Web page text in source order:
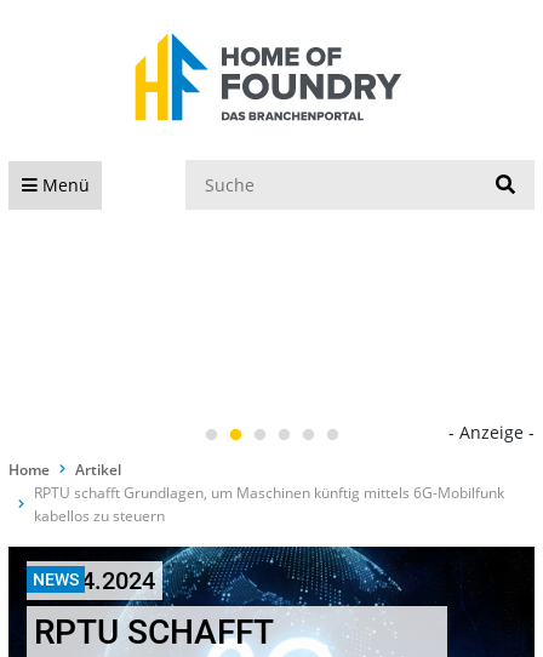
Menü
- Anzeige -
Home
Artikel
RPTU schafft Grundlagen, um Maschinen künftig mittels 6G-Mobilfunk
kabellos zu steuern
NEWS
25.04.2024
RPTU SCHAFFT